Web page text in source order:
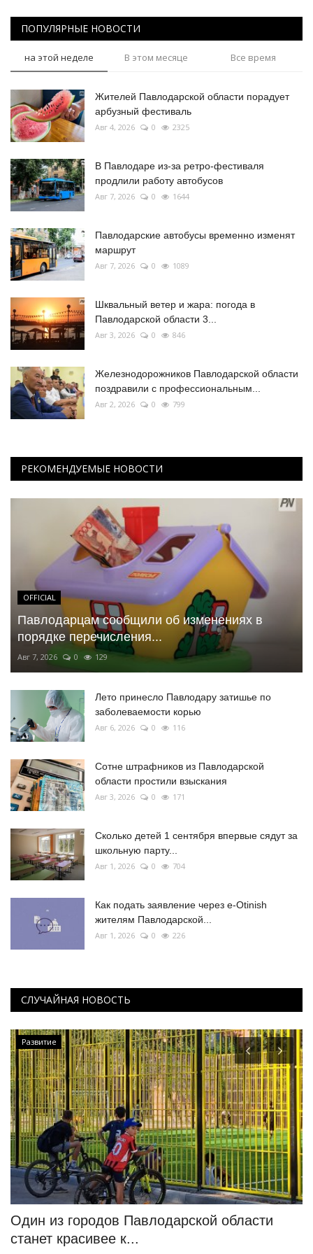
ПОПУЛЯРНЫЕ НОВОСТИ
на этой неделе В этом месяце Все время
Жителей Павлодарской области порадует
арбузный фестиваль
Авг 4, 2026 0 2325
В Павлодаре из-за ретро-фестиваля
продлили работу автобусов
Авг 7, 2026 0 1644
Павлодарские автобусы временно изменят
маршрут
Авг 7, 2026 0 1089
Шквальный ветер и жара: погода в
Павлодарской области 3...
Авг 3, 2026 0 846
Железнодорожников Павлодарской области
поздравили с профессиональным...
Авг 2, 2026 0 799
РЕКОМЕНДУЕМЫЕ НОВОСТИ
OFFICIAL
Павлодарцам сообщили об изменениях в
порядке перечисления...
Авг 7, 2026 0 129
Лето принесло Павлодару затишье по
заболеваемости корью
Авг 6, 2026 0 116
Сотне штрафников из Павлодарской
области простили взыскания
Авг 3, 2026 0 171
Сколько детей 1 сентября впервые сядут за
школьную парту...
Авг 1, 2026 0 704
Как подать заявление через e-Otinish
жителям Павлодарской...
Авг 1, 2026 0 226
СЛУЧАЙНАЯ НОВОСТЬ
Развитие
Один из городов Павлодарской области
станет красивее к...